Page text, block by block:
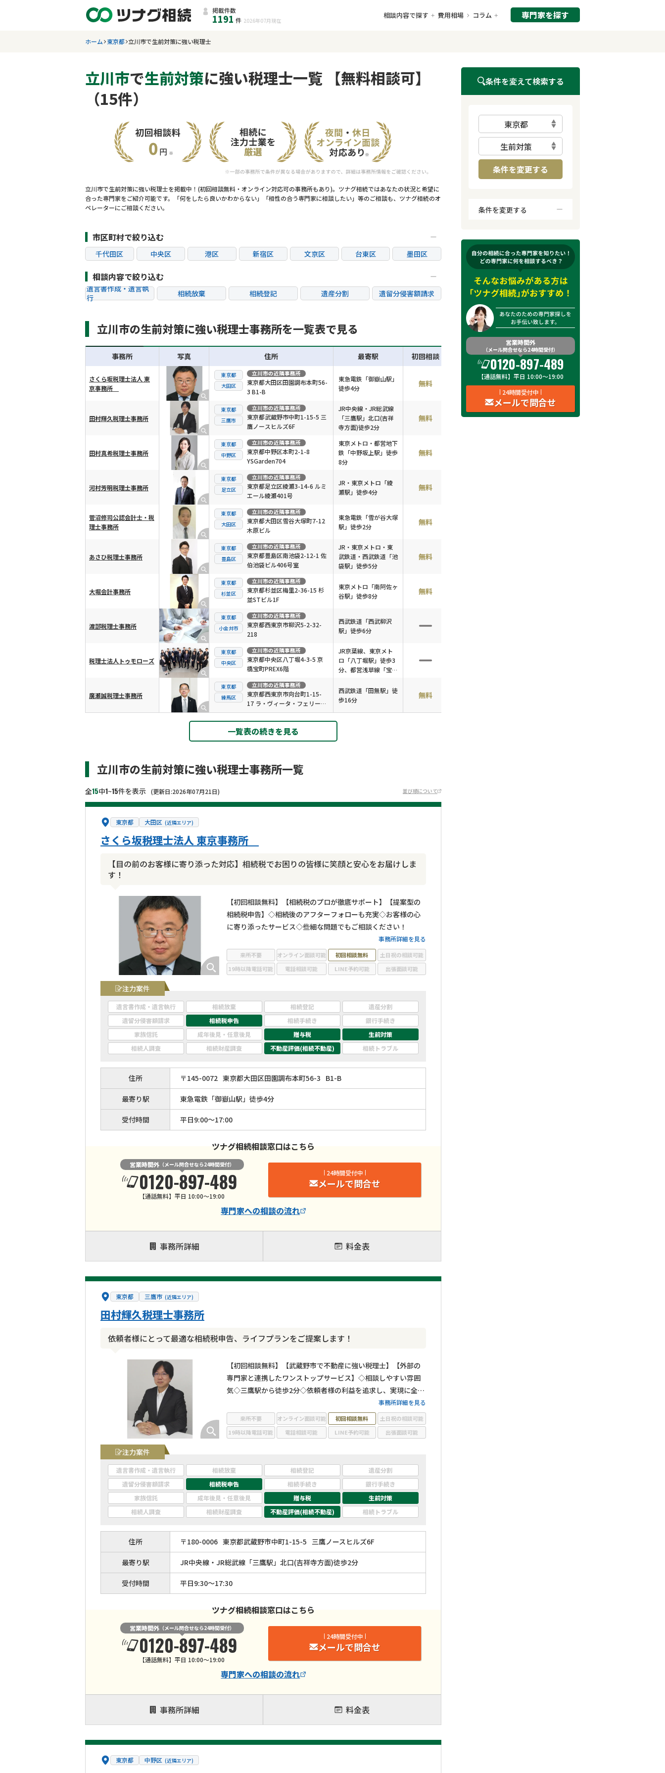
掲載件数
1191 件 2026年07月 現在
相談内容で探す 費用相場 コラム 専門家を探す
ホーム 東京都 立川市で生前対策に強い税理士
立川市で生前対策に強い税理士一覧 【無料相談可】
（15件）
立川市で生前対策に強い税理士を掲載中！(初回相談無料・オンライン対応可の事務所もあり)。ツナグ相続ではあなたの状況と希望に
合った専門家をご紹介可能です。「何をしたら良いかわからない」「相性の合う専門家に相談したい」等のご相談も、ツナグ相続のオ
ペレーターにご相談ください。
市区町村で絞り込む
千代田区 中央区 港区 新宿区 文京区 台東区
墨田区
杉並区
豊島区 北区 荒川区 板橋区 練馬区
足立区
葛飾区
江戸川区 八王子市 立川市 三鷹市 府中市
調布市
狛江市
東大和市 清瀬市 稲城市
相談内容で絞り込む
遺言書作成・遺言執
行
相続放棄 相続登記 遺産分割
遺留分侵害額請求
贈与税
生前対策 相続人調査 相続財産調査
立川市の生前対策に強い税理士事務所を一覧表で見る
横スクロール可能
事務所 写真 住所 最寄駅 初回相談 費用 オンライン面談 土日祝
さくら坂税理士法人 東
京事務所
東京都
大田区
立川市の近隣事務所
東京都大田区田園調布本町56-
3 B1-B
東急電鉄「御嶽山駅」
徒歩4分
無料 費用を見る
対応不可
田村輝久税理士事務所
東京都
三鷹市
立川市の近隣事務所
東京都武蔵野市中町1-15-5 三
鷹ノースヒルズ6F
JR中央線・JR総武線
「三鷹駅」北口(吉祥
寺方面)徒歩2分
無料 費用を見る
田村真希税理士事務所
東京都
中野区
立川市の近隣事務所
東京都中野区本町2-1-8
YSGarden704
東京メトロ・都営地下
鉄「中野坂上駅」徒歩
8分
無料
河村芳明税理士事務所
東京都
足立区
立川市の近隣事務所
東京都足立区綾瀬3-14-6 ルミ
エール綾瀬401号
JR・東京メトロ「綾
瀬駅」徒歩4分
無料
菅沼修司公認会計士・税
理士事務所
東京都
大田区
立川市の近隣事務所
東京都大田区雪谷大塚町7-12
木原ビル
東急電鉄「雪が谷大塚
駅」徒歩2分
無料
あさひ税理士事務所
東京都
豊島区
立川市の近隣事務所
東京都豊島区南池袋2-12-1 佐
伯池袋ビル406号室
JR・東京メトロ・東
武鉄道・西武鉄道「池
袋駅」徒歩5分
無料
大堀会計事務所
東京都
杉並区
立川市の近隣事務所
東京都杉並区梅里2-36-15 杉
並STビル1F
東京メトロ「南阿佐ヶ
谷駅」徒歩8分
無料
渡部税理士事務所
東京都
小金井市
立川市の近隣事務所
東京都西東京市柳沢5-2-32-
218
西武鉄道「西武柳沢
駅」徒歩6分
税理士法人トゥモローズ
東京都
中央区
立川市の近隣事務所
東京都中央区八丁堀4-3-5 京
橋宝町PREX6階
JR京葉線、東京メト
ロ「八丁堀駅」徒歩3
分、都営浅草線「宝町
廣瀬誠税理士事務所
東京都
練馬区
立川市の近隣事務所
東京都西東京市向台町1-15-
17 ラ・ヴィータ・フェリーチ
ェ101
西武鉄道「田無駅」徒
歩16分
無料
一覧表の続きを見る
立川市の生前対策に強い税理士事務所一覧
全15中1~15件を表示 (更新日:2026年07月21日) 並び順について
東京都 大田区 (近隣エリア)
【目の前のお客様に寄り添った対応】相続税でお困りの皆様に笑顔と安心をお届けしま
す！
さくら坂税理士法人 東京事務所
【初回相談無料】【相続税のプロが徹底サポート】【提案型の
相続税申告】◇相続後のアフターフォローも充実◇お客様の心
に寄り添ったサービス◇些細な問題でもご相談ください！
事務所詳細を見る
来所不要 オンライン面談可能 初回相談無料
土日祝の相談可能
19時以降電話可能
電話相談可能 LINE予約可能 出張面談可能
注力案件
遺言書作成・遺言執行 相続放棄 相続登記
遺産分割
遺留分侵害額請求
相続税申告 相続手続き
銀行手続き
家族信託
成年後見・任意後見 贈与税
生前対策
相続人調査
相続財産調査 不動産評価(相続不動産) 相続トラブル
住所 〒145-0072 東京都大田区田園調布本町56-3 B1-B
最寄り駅 東急電鉄「御嶽山駅」徒歩4分
受付時間 平日9:00〜17:00
ツナグ相続相談窓口はこちら
営業時間外（メール問合せなら24時間受付）
0120-897-489
【通話無料】平日 10:00～19:00
24時間受付中
メールで問合せ
専門家への相談の流れ
事務所詳細 料金表
東京都 三鷹市 (近隣エリア)
依頼者様にとって最適な相続税申告、ライフプランをご提案します！
田村輝久税理士事務所
【初回相談無料】【武蔵野市で不動産に強い税理士】【外部の
専門家と連携したワンストップサービス】◇相談しやすい雰囲
気◇三鷹駅から徒歩2分◇依頼者様の利益を追求し、実現に全力
事務所詳細を見る
来所不要 オンライン面談可能 初回相談無料
土日祝の相談可能
19時以降電話可能
電話相談可能 LINE予約可能 出張面談可能
注力案件
遺言書作成・遺言執行 相続放棄 相続登記
遺産分割
遺留分侵害額請求
相続税申告 相続手続き
銀行手続き
家族信託
成年後見・任意後見 贈与税
生前対策
相続人調査
相続財産調査 不動産評価(相続不動産) 相続トラブル
住所 〒180-0006 東京都武蔵野市中町1-15-5 三鷹ノースヒルズ6F
最寄り駅 JR中央線・JR総武線「三鷹駅」北口(吉祥寺方面)徒歩2分
受付時間 平日9:30～17:30
ツナグ相続相談窓口はこちら
営業時間外（メール問合せなら24時間受付）
0120-897-489
【通話無料】平日 10:00～19:00
24時間受付中
メールで問合せ
専門家への相談の流れ
事務所詳細 料金表
東京都 中野区 (近隣エリア)
条件を変えて検索する
東京都
生前対策
条件を変更する
条件を変更する
オンライン面談可能
初回相談無料
土日祝の相談可能
19時以降電話可能
電話相談可能
LINE予約可能
出張面談可能
営業時間外
（メール問合せなら24時間受付）
0120-897-489
【通話無料】平日 10:00～19:00
24時間受付中
メールで問合せ